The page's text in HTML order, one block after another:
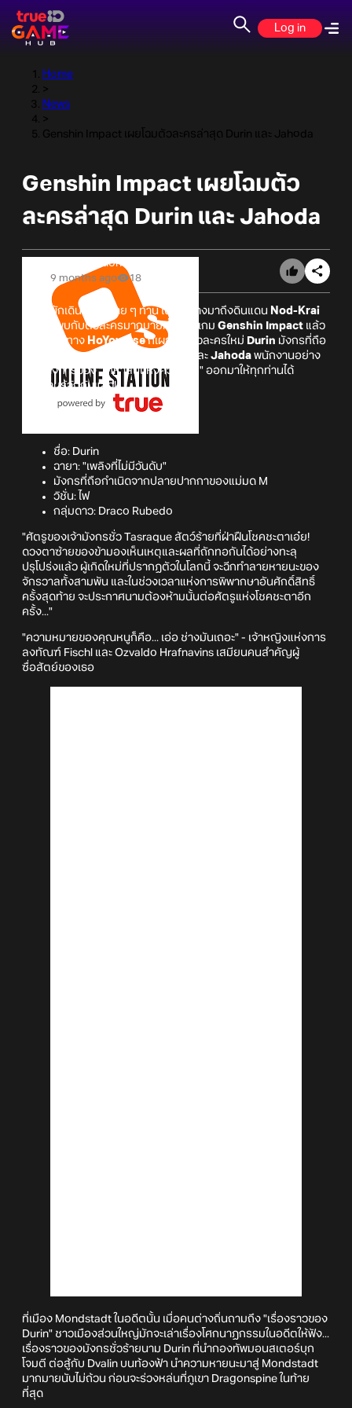
Log in
Home
>
News
>
Genshin Impact เผยโฉมตัวละครล่าสุด Durin และ Jahoda
Genshin Impact เผยโฉมตัว
ละครล่าสุด Durin และ Jahoda
Online Station
9 months ago
18
ตั้งแต่นักเดินทางหลาย ๆ ท่าน ได้เดินทางมาถึงดินแดน Nod-Krai
คงจะได้พบกับตัวละครมากมายที่รอเข้าเกม Genshin Impact แล้ว
และล่าสุดทาง HoYoverseก็เผยโฉมตัวละครใหม่ Durin มังกรที่ถือ
กำเนิดจากปลายปากกาของแม่มด M และ Jahoda พนักงานอย่าง
เป็นทางการของ "เคหาสน์แห่งความลับ" ออกมาให้ทุกท่านได้
ทำความรู้จักกันแล้ว!
ชื่อ: Durin
ฉายา: "เพลิงที่ไม่มีวันดับ"
มังกรที่ถือกำเนิดจากปลายปากกาของแม่มด M
วิชั่น: ไฟ
กลุ่มดาว: Draco Rubedo
"ศัตรูของเจ้ามังกรชั่ว Tasraque สัตว์ร้ายที่ฝ่าฝืนโชคชะตาเอ๋ย!
ดวงตาซ้ายของข้ามองเห็นเหตุและผลที่ถักทอกันได้อย่างทะลุ
ปรุโปร่งแล้ว ผู้เกิดใหม่ที่ปรากฏตัวในโลกนี้ จะฉีกทำลายหายนะของ
จักรวาลทั้งสามพัน และในช่วงเวลาแห่งการพิพากษาอันศักดิ์สิทธิ์
ครั้งสุดท้าย จะประกาศนามต้องห้ามนั้นต่อศัตรูแห่งโชคชะตาอีก
ครั้ง..."
"ความหมายของคุณหนูก็คือ... เอ่อ ช่างมันเถอะ" - เจ้าหญิงแห่งการ
ลงทัณฑ์ Fischl และ Ozvaldo Hrafnavins เสมียนคนสำคัญผู้
ซื่อสัตย์ของเธอ
ที่เมือง Mondstadt ในอดีตนั้น เมื่อคนต่างถิ่นถามถึง "เรื่องราวของ
Durin" ชาวเมืองส่วนใหญ่มักจะเล่าเรื่องโศกนาฏกรรมในอดีตให้ฟัง...
เรื่องราวของมังกรชั่วร้ายนาม Durin ที่นำกองทัพมอนสเตอร์บุก
โจมตี ต่อสู้กับ Dvalin บนท้องฟ้า นำความหายนะมาสู่ Mondstadt
มากมายนับไม่ถ้วน ก่อนจะร่วงหล่นที่ภูเขา Dragonspine ในท้าย
ที่สุด